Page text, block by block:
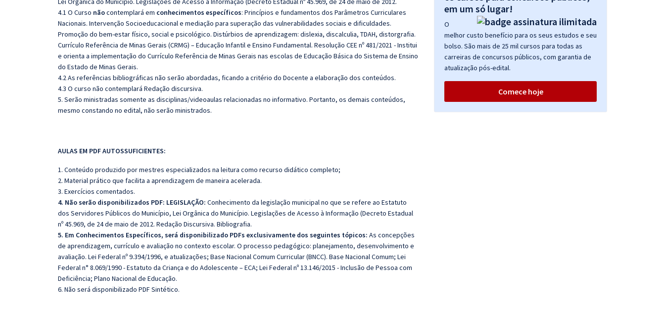
4.1 O Curso nãocontemplará em conhecimentos específicos: Princípios e fundamentos dos Parâmetros Curriculares
Nacionais. Intervenção Socioeducacional e mediação para superação das vulnerabilidades sociais e dificuldades.
Promoção do bem-estar físico, social e psicológico. Distúrbios de aprendizagem: dislexia, discalculia, TDAH, distorgrafia.
Currículo Referência de Minas Gerais (CRMG) – Educação Infantil e Ensino Fundamental. Resolução CEE nº 481/2021 - Institui
e orienta a implementação do Currículo Referência de Minas Gerais nas escolas de Educação Básica do Sistema de Ensino
do Estado de Minas Gerais.
4.2 As referências bibliográficas não serão abordadas, ficando a critério do Docente a elaboração dos conteúdos.
4.3 O curso não contemplará Redação discursiva.
5. Serão ministradas somente as disciplinas/videoaulas relacionadas no informativo. Portanto, os demais conteúdos,
mesmo constando no edital, não serão ministrados.
AULAS EM PDF AUTOSSUFICIENTES:
1. Conteúdo produzido por mestres especializados na leitura como recurso didático completo;
2. Material prático que facilita a aprendizagem de maneira acelerada.
3. Exercícios comentados.
4. Não serão disponibilizados PDF: LEGISLAÇÃO: Conhecimento da legislação municipal no que se refere ao Estatuto
dos Servidores Públicos do Município, Lei Orgânica do Município. Legislações de Acesso à Informação (Decreto Estadual
nº 45.969, de 24 de maio de 2012. Redação Discursiva. Bibliografia.
5. Em Conhecimentos Específicos, será disponibilizado PDFs exclusivamente dos seguintes tópicos: As concepções
de aprendizagem, currículo e avaliação no contexto escolar. O processo pedagógico: planejamento, desenvolvimento e
avaliação. Lei Federal nº 9.394/1996, e atualizações; Base Nacional Comum Curricular (BNCC). Base Nacional Comum; Lei
Federal n° 8.069/1990 - Estatuto da Criança e do Adolescente – ECA; Lei Federal nº 13.146/2015 - Inclusão de Pessoa com
Deficiência; Plano Nacional de Educação.
6. Não será disponibilizado PDF Sintético.
em um só lugar!
O
melhor custo benefício para os seus estudos e seu
bolso. São mais de 25 mil cursos para todas as
carreiras de concursos públicos, com garantia de
atualização pós-edital.
Comece hoje